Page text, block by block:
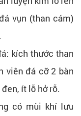
vụn (than cám)
kích thước than
viên đá cỡ 2 bàn
ít lỗ hở rỗ.
có mùi khí lưu